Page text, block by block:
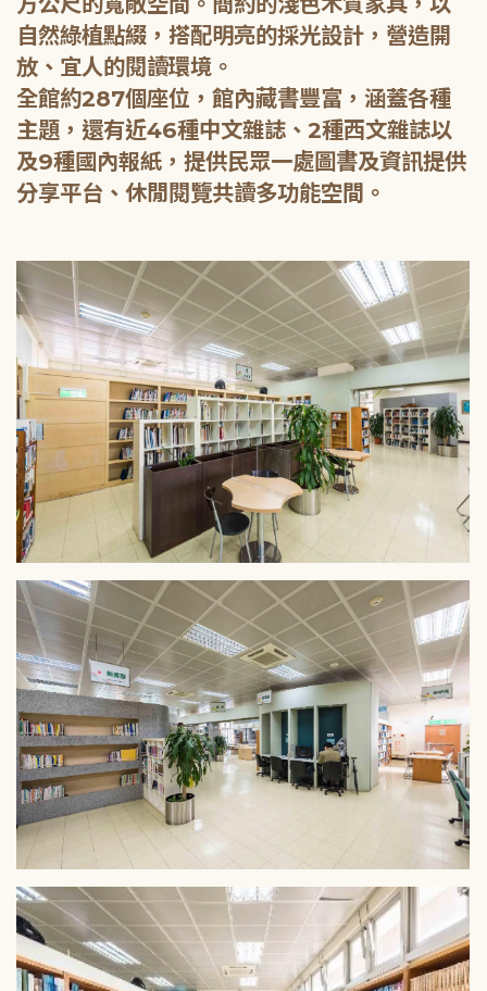
自然綠植點綴，搭配明亮的採光設計，營造開
放、宜人的閱讀環境。
全館約287個座位，館內藏書豐富，涵蓋各種
主題，還有近46種中文雜誌、2種西文雜誌以
及9種國內報紙，提供民眾一處圖書及資訊提供